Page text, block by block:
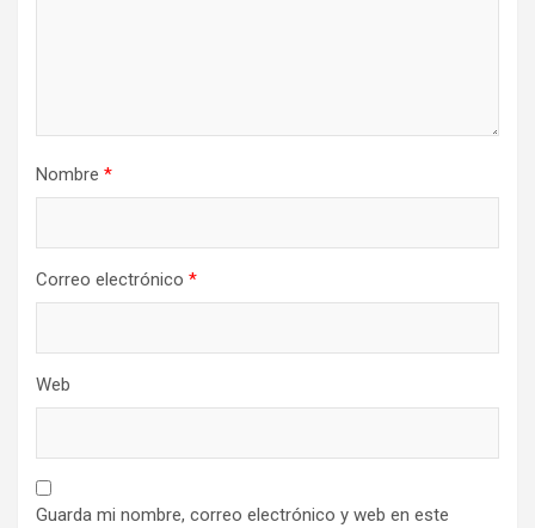
Nombre *
Correo electrónico *
Web
Guarda mi nombre, correo electrónico y web en este